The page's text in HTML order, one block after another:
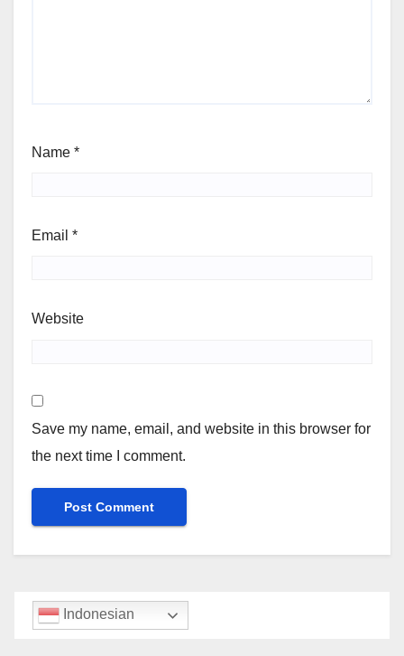
Name *
Email *
Website
Save my name, email, and website in this browser for
the next time I comment.
Indonesian